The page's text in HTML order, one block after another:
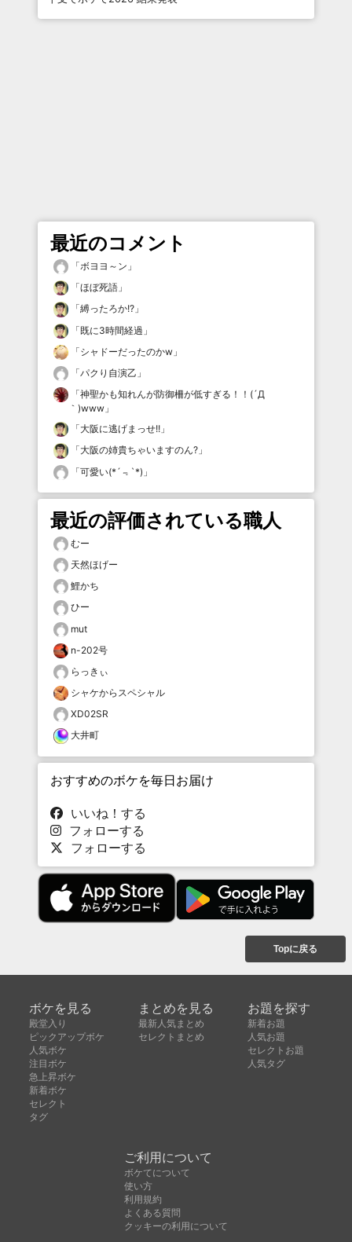
最近のコメント
「ボヨヨ～ン 」
「ほぼ死語 」
「縛ったろか!? 」
「既に3時間経過 」
「シャドーだったのかw 」
「パクり自演乙 」
「神聖かも知れんが防御柵が低すぎる！！(´Д
｀)www 」
「大阪に逃げまっせ!! 」
「大阪の姉貴ちゃいますのん? 」
「可愛い(*´﹃`*) 」
最近の評価されている職人
むー
天然ほげー
鯉かち
ひー
mut
n-202号
らっきぃ
シャケからスペシャル
XD02SR
大井町
おすすめのボケを毎日お届け
いいね！する
フォローする
フォローする
Topに戻る
ボケを見る
殿堂入り
ピックアップボケ
人気ボケ
注目ボケ
急上昇ボケ
新着ボケ
セレクト
タグ
まとめを見る
最新人気まとめ
セレクトまとめ
お題を探す
新着お題
人気お題
セレクトお題
人気タグ
ご利用について
ボケてについて
使い方
利用規約
よくある質問
クッキーの利用について